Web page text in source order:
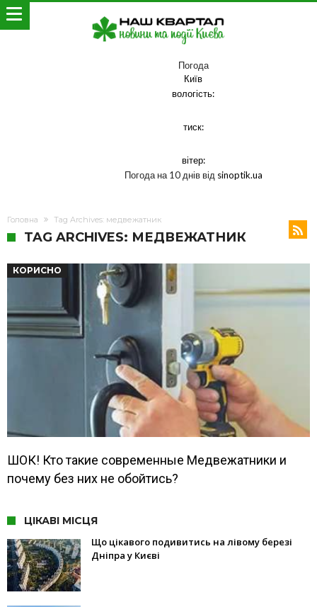
Погода
Київ
вологість:
тиск:
вітер:
Погода на 10 днів від sinoptik.ua
Головна Tag Archives: медвежатник
TAG ARCHIVES: МЕДВЕЖАТНИК
КОРИСНО
ШОК! Кто такие современные Медвежатники и
почему без них не обойтись?
ЦІКАВІ МІСЦЯ
Що цікавого подивитись на лівому березі
Дніпра у Києві